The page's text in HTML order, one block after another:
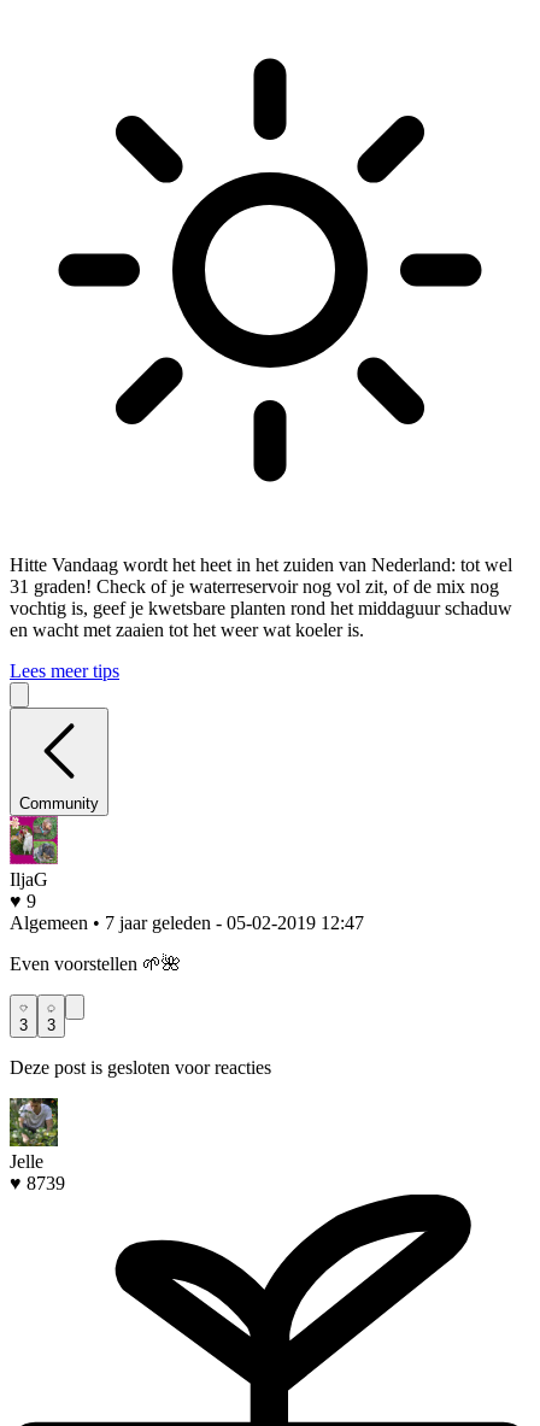
Hitte Vandaag wordt het heet in het zuiden van Nederland: tot wel
31 graden! Check of je waterreservoir nog vol zit, of de mix nog
vochtig is, geef je kwetsbare planten rond het middaguur schaduw
en wacht met zaaien tot het weer wat koeler is.
Lees meer tips
Community
IljaG
♥ 9
Algemeen • 7 jaar geleden - 05-02-2019 12:47
Even voorstellen 🌱🌺
3 3
Deze post is gesloten voor reacties
Jelle
♥ 8739